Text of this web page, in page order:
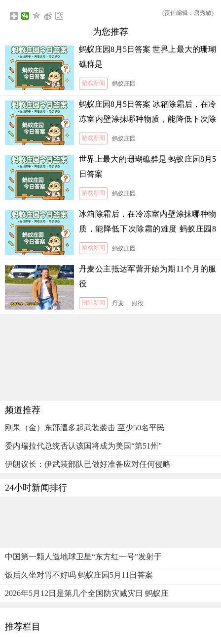
(责任编辑：唐秀敏)
为您推荐
蚂蚁庄园8月5日答案 世界上最大的珊瑚
礁群是
游戏新闻 蚂蚁庄园
蚂蚁庄园8月5日答案 冰箱除霜后，在冷
冻室内壁涂抹哪种物质，能降低下次除
霜的难度
游戏新闻 蚂蚁庄园
世界上最大的珊瑚礁群是 蚂蚁庄园8月5
日答案
游戏新闻 蚂蚁庄园
冰箱除霜后，在冷冻室内壁涂抹哪种物
质，能降低下次除霜的难度 蚂蚁庄园8
月5日答案
游戏新闻 蚂蚁庄园
丹麦公主抵达军营开始为期11个月的服
役
国际新闻 丹麦 服役
频道推荐
刚果（金）东部遭多起武装袭击 至少50名平民
委内瑞拉代总统否认该国将成为美国“第51州”
伊朗议长：伊武装部队已做好准备应对任何侵略
24小时新闻排行
中国第一颗人造地球卫星“东方红一号”发射于
饭后久坐对胃不好吗 蚂蚁庄园5月11日答案
2026年5月12日是第几个全国防灾减灾日 蚂蚁庄
推荐栏目